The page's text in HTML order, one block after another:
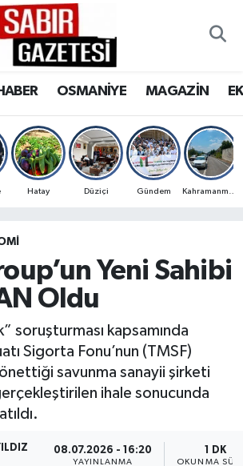
OSMANİYE MAGAZİN
Hatay Düziçi Gündem
Yeni Sahibi
Oldu
soruşturması kapsamında
Sigorta Fonu’nun (TMSF)
savunma sanayii şirketi
ihale sonucunda
08.07.2026 - 16:20
YAYINLANMA
1 DK
OKUNMA
Eczaneler
Yoğunluk Haritası
Durumu ve Fikstür
Haberleri